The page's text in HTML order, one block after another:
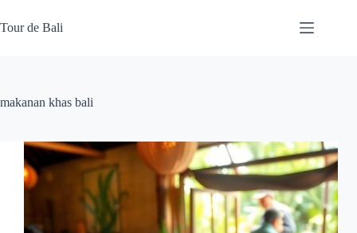
to
content
Tour de Bali
makanan khas bali